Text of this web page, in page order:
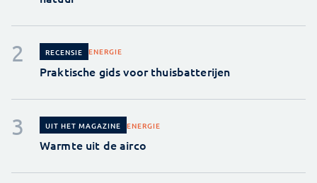
RECENSIE ENERGIE
Praktische gids voor thuisbatterijen
UIT HET MAGAZINE ENERGIE
Warmte uit de airco